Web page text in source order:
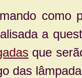
como
a
que
das